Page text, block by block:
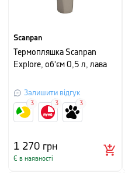
Scanpan
Термопляшка Scanpan
Explore, об'єм 0,5 л, лава
Залишити відгук
1 270 грн
Є в наявності
3 3 3